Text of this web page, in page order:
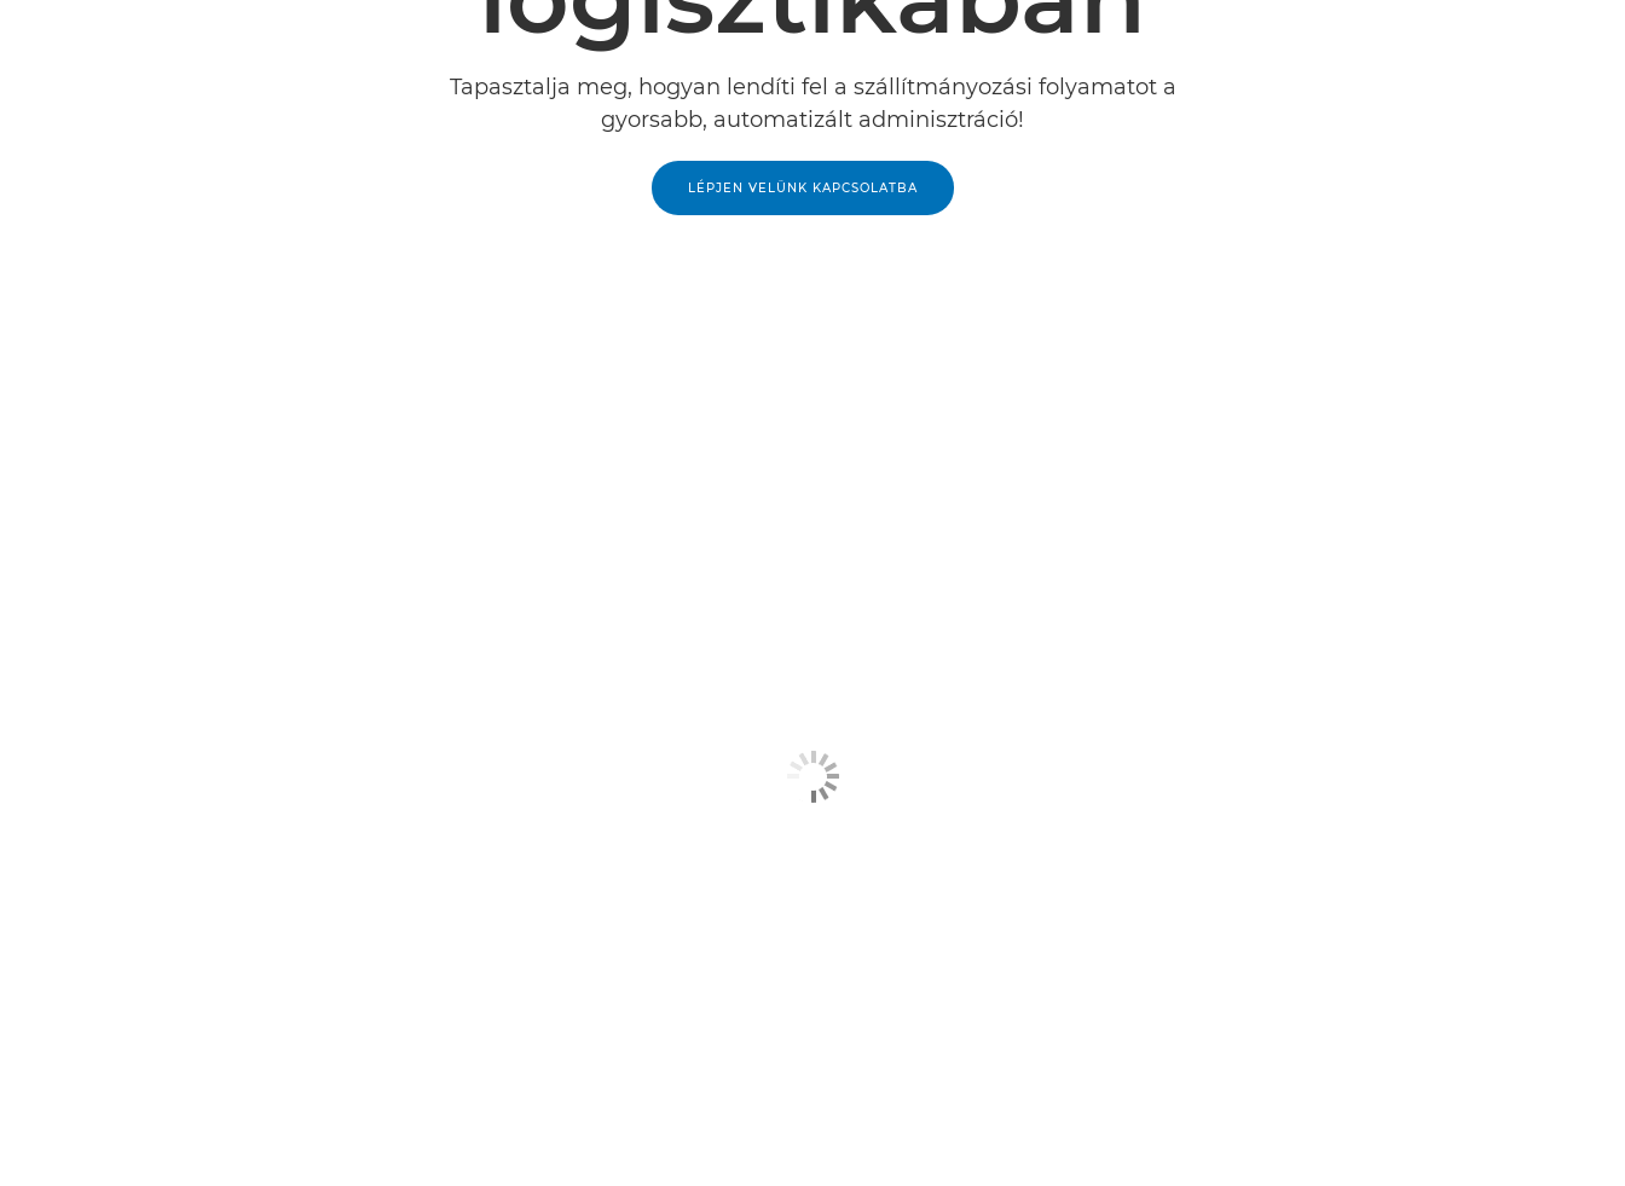
Tapasztalja meg, hogyan lendíti fel a szállítmányozási folyamatot a
gyorsabb, automatizált adminisztráció!
LÉPJEN VELÜNK KAPCSOLATBA